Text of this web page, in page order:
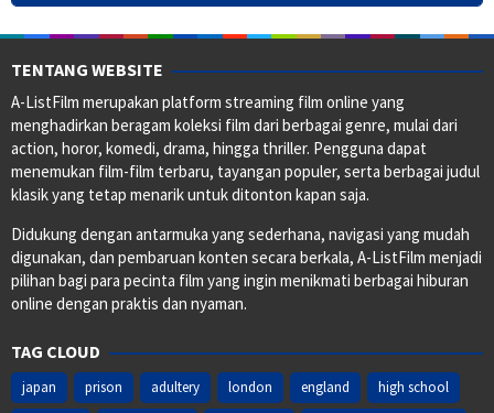
TENTANG WEBSITE
A-ListFilm merupakan platform streaming film online yang
menghadirkan beragam koleksi film dari berbagai genre, mulai dari
action, horor, komedi, drama, hingga thriller. Pengguna dapat
menemukan film-film terbaru, tayangan populer, serta berbagai judul
klasik yang tetap menarik untuk ditonton kapan saja.
Didukung dengan antarmuka yang sederhana, navigasi yang mudah
digunakan, dan pembaruan konten secara berkala, A-ListFilm menjadi
pilihan bagi para pecinta film yang ingin menikmati berbagai hiburan
online dengan praktis dan nyaman.
TAG CLOUD
japan prison adultery london england
high school